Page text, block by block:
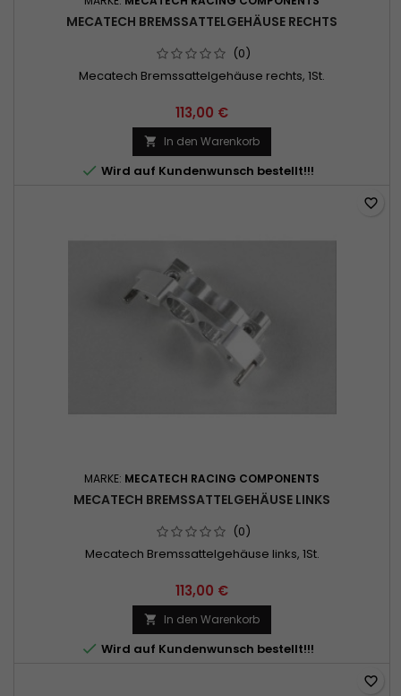
MECATECH BREMSSATTELGEHÄUSE RECHTS
(0)
Mecatech Bremssattelgehäuse rechts, 1St.
113,00 €
 In den Warenkorb
 Wird auf Kundenwunsch bestellt!!!
MARKE: MECATECH RACING COMPONENTS
MECATECH BREMSSATTELGEHÄUSE LINKS
(0)
Mecatech Bremssattelgehäuse links, 1St.
113,00 €
 In den Warenkorb
 Wird auf Kundenwunsch bestellt!!!
favorite_border
favorite_border